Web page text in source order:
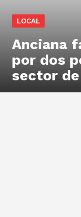
LOCAL
Anciana
por dos
sector